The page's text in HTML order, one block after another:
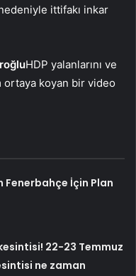
ittifakı inkar
HDP yalanlarını ve
ortaya koyan bir video
Fenerbahçe İçin Plan
22-23 Temmuz
ne zaman